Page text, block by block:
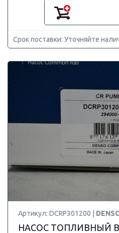
Срок поставки: Уточняйте
Артикул: DCRP301200 |
НАСОС ТОПЛИВНЫЙ